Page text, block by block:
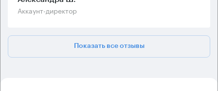
Аккаунт-директор
Показать все отзывы